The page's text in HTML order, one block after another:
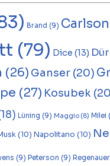
Brand (9) Carlson
(79) Dice (13)
(26) Ganser (20)
(27) Kosubek
Lüning (9) Maggio (8) Milei
(10) Napolitano (10)
(9) Peterson (9) Regenauer